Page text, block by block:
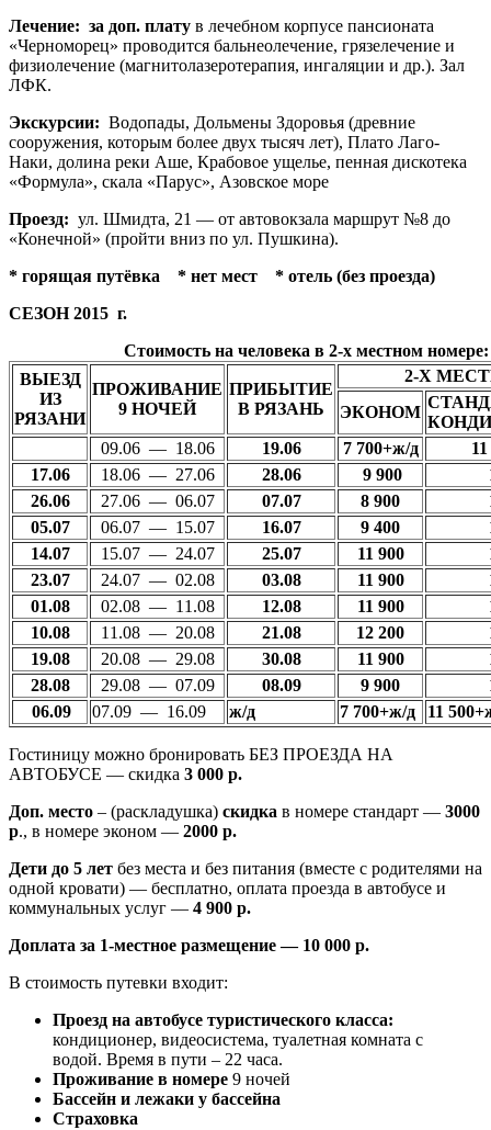
Лечение: за доп. плату в лечебном корпусе пансионата
«Черноморец» проводится бальнеолечение, грязелечение и
физиолечение (магнитолазеротерапия, ингаляции и др.). Зал
ЛФК.
Экскурсии: Водопады, Дольмены Здоровья (древние
сооружения, которым более двух тысяч лет), Плато Лаго-
Наки, долина реки Аше, Крабовое ущелье, пенная дискотека
«Формула», скала «Парус», Азовское море
Проезд: ул. Шмидта, 21 — от автовокзала маршрут №8 до
«Конечной» (пройти вниз по ул. Пушкина).
* горящая путёвка * нет мест * отель (без проезда)
СЕЗОН 2015 г.
Стоимость на человека в 2-х местном номере:
ВЫЕЗД
ИЗ
РЯЗАНИ
ПРОЖИВАНИЕ
9 НОЧЕЙ
ПРИБЫТИЕ
В РЯЗАНЬ
2-Х
ЭКОНОМ
09.06 — 18.06
19.06 7 700+ж/д
17.06
18.06 — 27.06 28.06 9 900
26.06
27.06 — 06.07 07.07 8 900
05.07
06.07 — 15.07 16.07 9 400
14.07
15.07 — 24.07 25.07 11 900
23.07
24.07 — 02.08 03.08 11 900
01.08
02.08 — 11.08 12.08 11 900
10.08
11.08 — 20.08 21.08 12 200
19.08
20.08 — 29.08 30.08 11 900
28.08
29.08 — 07.09 08.09 9 900
06.09
07.09 — 16.09 ж/д 7 700+ж/д 11
Гостиницу можно бронировать БЕЗ ПРОЕЗДА НА
АВТОБУСЕ — скидка 3 000 р.
Доп. место – (раскладушка) скидка в номере стандарт — 3000
р., в номере эконом — 2000 р.
Дети до 5 лет без места и без питания (вместе с родителями на
одной кровати) — бесплатно, оплата проезда в автобусе и
коммунальных услуг — 4 900 р.
Доплата за 1-местное размещение — 10 000 р.
В стоимость путевки входит:
Проезд на автобусе туристического класса:
кондиционер, видеосистема, туалетная комната с
водой. Время в пути – 22 часа.
Проживание в номере 9 ночей
Бассейн и лежаки у бассейна
Страховка